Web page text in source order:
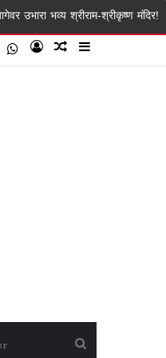
श्रीकृष्ण मंदिर! शिर्डी ग्रामस्थांचे
Sidebar
Random
Log
WhatsApp
Search